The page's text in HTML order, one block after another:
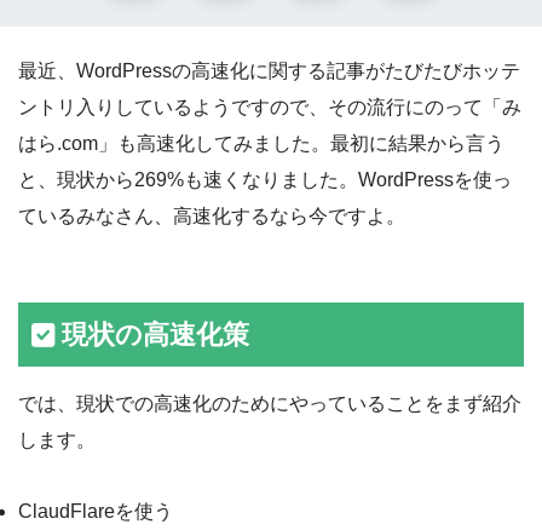
最近、WordPressの高速化に関する記事がたびたびホッテ
ントリ入りしているようですので、その流行にのって「み
はら.com」も高速化してみました。最初に結果から言う
と、現状から269%も速くなりました。WordPressを使っ
ているみなさん、高速化するなら今ですよ。
現状の高速化策
では、現状での高速化のためにやっていることをまず紹介
します。
ClaudFlareを使う